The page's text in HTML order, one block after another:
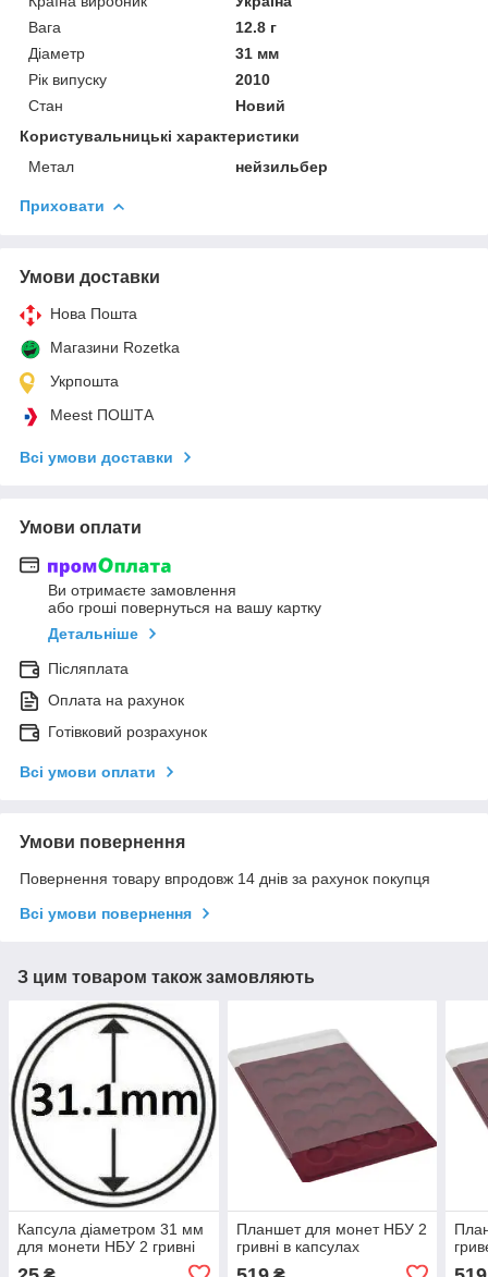
Вага
12.8 г
Діаметр
31 мм
Рік випуску
2010
Стан
Новий
Користувальницькі характеристики
Метал
нейзильбер
Приховати
Умови доставки
Нова Пошта
Магазини Rozetka
Укрпошта
Meest ПОШТА
Всі умови доставки
Умови оплати
Ви отримаєте замовлення
або гроші повернуться на вашу картку
Детальніше
Післяплата
Оплата на рахунок
Готівковий розрахунок
Всі умови оплати
Умови повернення
Повернення товару впродовж 14 днів за рахунок покупця
Всі умови повернення
З цим товаром також замовляють
Капсула діаметром 31 мм
для монети НБУ 2 гривні
Планшет для монет НБУ 2
гривні в капсулах